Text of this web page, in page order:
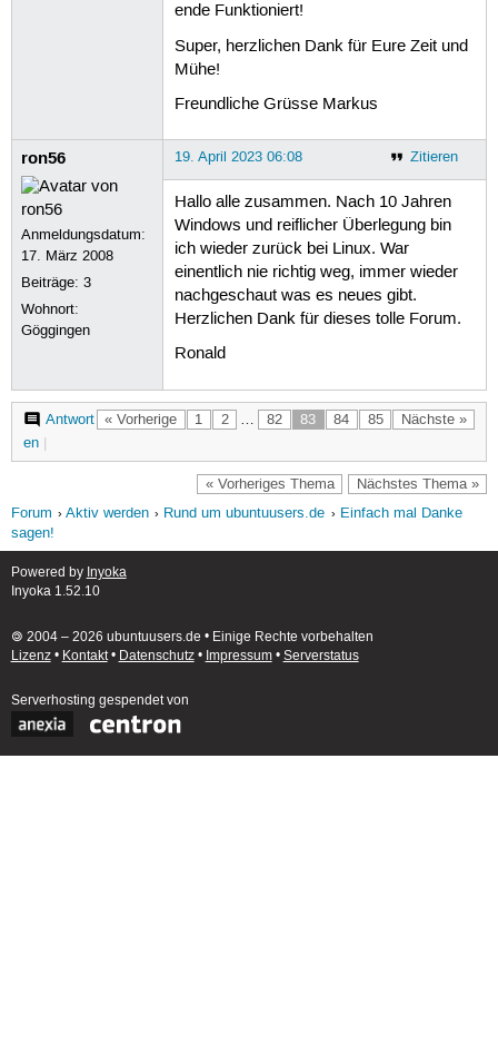
ende Funktioniert!
Super, herzlichen Dank für Eure Zeit und
Mühe!
Freundliche Grüsse Markus
ron56
Anmeldungsdatum:
17. März 2008
Beiträge:3
Wohnort:
Göggingen
Zitieren
19. April 2023 06:08
Hallo alle zusammen. Nach 10 Jahren
Windows und reiflicher Überlegung bin
ich wieder zurück bei Linux. War
einentlich nie richtig weg, immer wieder
nachgeschaut was es neues gibt.
Herzlichen Dank für dieses tolle Forum.
Ronald
« Vorherige 1 2 … 82 83 84 85 Nächste »
Antwort
en|
« Vorheriges Thema Nächstes Thema »
Forum Aktiv werden Rund um ubuntuusers.de
Einfach mal Danke
sagen!
Powered by Inyoka
Inyoka 1.52.10
🄯 2004 – 2026 ubuntuusers.de • Einige Rechte vorbehalten
Lizenz• Kontakt• Datenschutz• Impressum• Serverstatus
Serverhosting gespendet von